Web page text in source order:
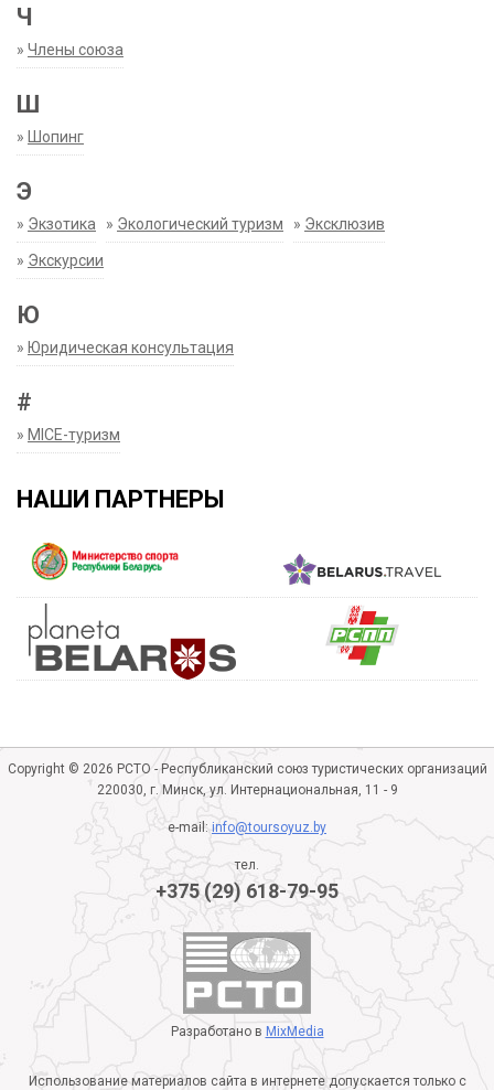
Ч
» Члены союза
Ш
» Шопинг
Э
» Экзотика » Экологический туризм » Эксклюзив
» Экскурсии
Ю
» Юридическая консультация
#
» MICE-туризм
НАШИ ПАРТНЕРЫ
Copyright © 2026 РСТО - Республиканский союз туристических организаций
220030, г. Минск, ул. Интернациональная, 11 - 9
e-mail:info@toursoyuz.by
тел.
+375 (29) 618-79-95
Разработано в MixMedia
Использование материалов сайта в интернете допускается только с